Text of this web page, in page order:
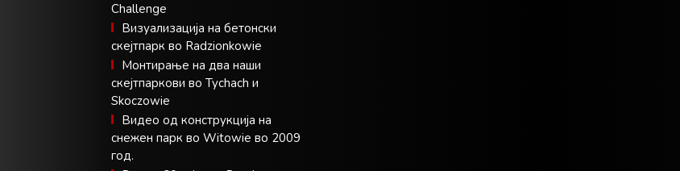
Challenge
Визуализација на бетонски
скејтпарк во Radzionkowie
Монтирање на два наши
скејтпаркови во Tychach и
Skoczowie
Видео од конструкција на
снежен парк во Witowie во 2009
год.